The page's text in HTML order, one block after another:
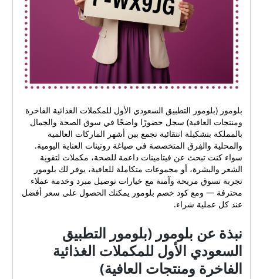
بلومور (بلومور التطبيق السعودي الأول للمكملات الغذائية الفاخرة
ومنتجات العافية) سجل حضورًا واضحًا في سوق الصحة والجمال
بالمملكة بتشكيلة انتقائية تجمع بين أشهر الماركات العالمية
والمحلية والفِرق المتخصصة في صياغة روتينات العناية اليومية.
سواء كنت تبحث عن فيتامينات داعمة للصحة، مكملات لتقوية
الشعر والبشرة، أو مجموعات متكاملة للعافية، يوفر لك بلومور
تجربة تسوق مريحة وآمنة مع خيارات توصيل مبرد وخدمة عملاء
محترفة — ومع كود خصم بلومور يمكنك الحصول على سعر أفضل
عند كل عملية شراء.
نبذة عن بلومور (بلومور التطبيق
السعودي الأول للمكملات الغذائية
الفاخرة ومنتجات العافية)